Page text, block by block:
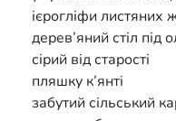
ієрогліфи листяних
дерев’яний стіл під
сірий від старості
пляшку к’янті
забутий сільський